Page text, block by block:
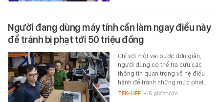
Người đang dùng máy tính cần làm ngay điều này
để tránh bị phạt tới 50 triệu đồng
Chỉ với một vài bước đơn giản,
người dùng có thể tra cứu các
thông tin quan trọng về hệ điều
hành để tránh những mức phạt…
TEK-LIFE - 6 giờ trước